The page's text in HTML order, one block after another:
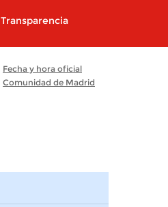
Transparencia
Fecha y hora oficial
Comunidad de Madrid